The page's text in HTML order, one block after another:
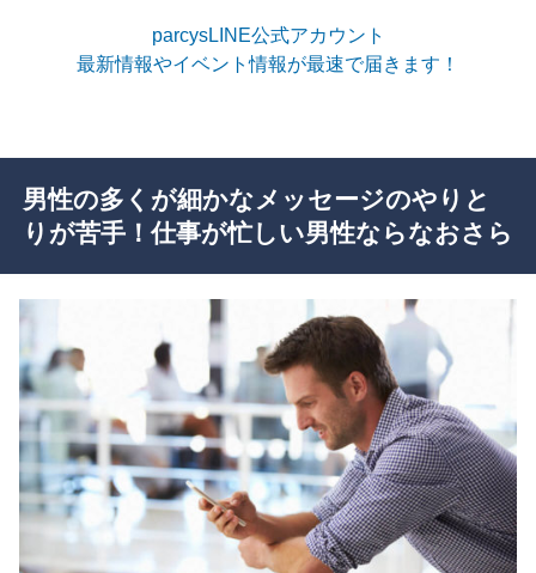
parcysLINE公式アカウント
最新情報やイベント情報が最速で届きます！
男性の多くが細かなメッセージのやりと
りが苦手！仕事が忙しい男性ならなおさら